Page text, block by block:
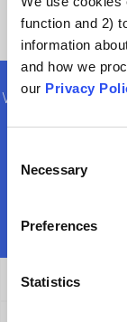
function and 2)
information
and how we
our Privacy
Selection
Necessary
Preferences
Statistics
einem jungen
Was könnte ich
Allgemeine